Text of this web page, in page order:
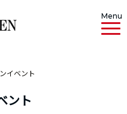
Menu
イベント
ント